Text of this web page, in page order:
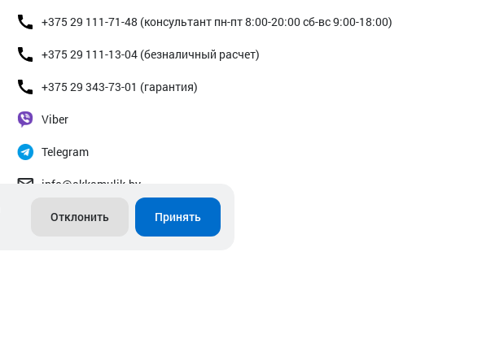
+375 29 111-71-48 (консультант пн-пт 8:00-20:00 сб-вс 9:00-18:00)
+375 29 111-13-04 (безналичный расчет)
+375 29 343-73-01 (гарантия)
Viber
Telegram
info@akkamulik.by
Отклонить Принять